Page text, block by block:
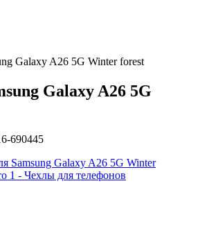
Galaxy A26 5G Winter forest
Galaxy A26 5G
690445